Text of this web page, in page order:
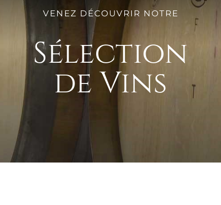
VENEZ DÉCOUVRIR NOTRE
Sélection
de Vins